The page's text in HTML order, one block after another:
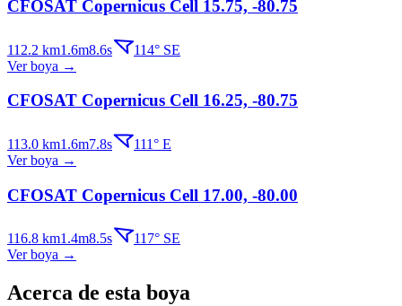
CFOSAT Copernicus Cell 15.75, -80.75
112.2 km1.6m8.6s 114° SE
Ver boya →
CFOSAT Copernicus Cell 16.25, -80.75
113.0 km1.6m7.8s 111° E
Ver boya →
CFOSAT Copernicus Cell 17.00, -80.00
116.8 km1.4m8.5s 117° SE
Ver boya →
Acerca de esta boya